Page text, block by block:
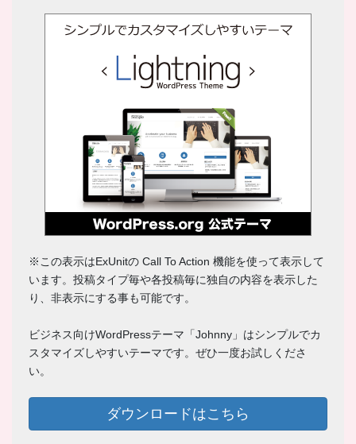
※この表示はExUnitの Call To Action 機能を使って表示して
います。投稿タイプ毎や各投稿毎に独自の内容を表示した
り、非表示にする事も可能です。
ビジネス向けWordPressテーマ「Johnny」はシンプルでカ
スタマイズしやすいテーマです。ぜひ一度お試しくださ
い。
ダウンロードはこちら